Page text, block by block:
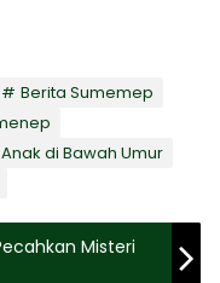
Berita Sumemep
di Bawah Umur
Misteri